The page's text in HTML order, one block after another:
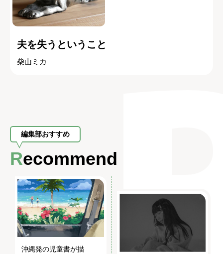
夫を失うということ
柴山ミカ
編集部おすすめ
Recommend
沖縄発の児童書が描